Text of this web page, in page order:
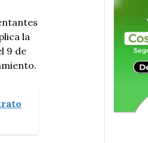
la
9 de